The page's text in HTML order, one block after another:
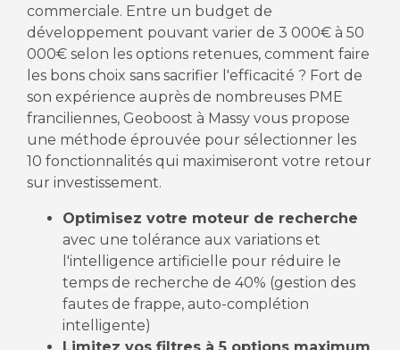
commerciale. Entre un budget de
développement pouvant varier de 3 000€ à 50
000€ selon les options retenues, comment faire
les bons choix sans sacrifier l'efficacité ? Fort de
son expérience auprès de nombreuses PME
franciliennes, Geoboost à Massy vous propose
une méthode éprouvée pour sélectionner les
10 fonctionnalités qui maximiseront votre retour
sur investissement.
Optimisez votre moteur de recherche
avec une tolérance aux variations et
l'intelligence artificielle pour réduire le
temps de recherche de 40% (gestion des
fautes de frappe, auto-complétion
intelligente)